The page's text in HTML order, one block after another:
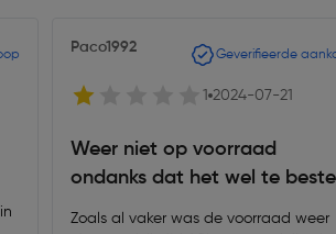
Paco1992 Geverifieerde
1 2024-07-21
Weer niet op voorraad
ondanks dat het wel te beste
Zoals al vaker was de voorraad weer